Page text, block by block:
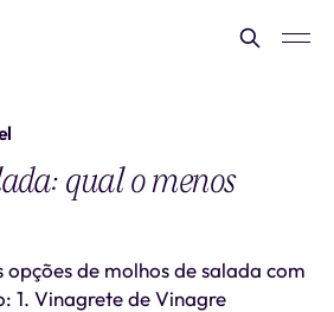
qual o menos
opções de molhos de salada com
1. Vinagrete de Vinagre